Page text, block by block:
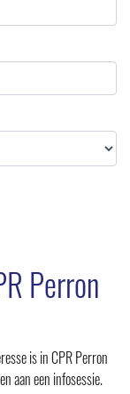
Perron
is in CPR Perron
aan een infosessie.